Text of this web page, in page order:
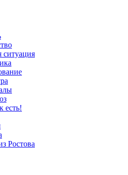
ситуация
есть!
Ростова